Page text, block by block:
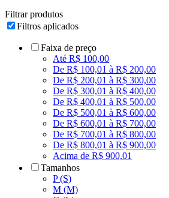
Filtrar produtos
Filtros aplicados
Faixa de preço
Até R$ 100,00
De R$ 100,01 à R$ 200,00
De R$ 200,01 à R$ 300,00
De R$ 300,01 à R$ 400,00
De R$ 400,01 à R$ 500,00
De R$ 500,01 à R$ 600,00
De R$ 600,01 à R$ 700,00
De R$ 700,01 à R$ 800,00
De R$ 800,01 à R$ 900,00
Acima de R$ 900,01
Tamanhos
P (S)
M (M)